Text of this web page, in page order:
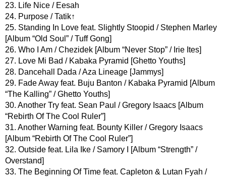
23. Life Nice / Eesah
24. Purpose / Tatik↑
25. Standing In Love feat. Slightly Stoopid / Stephen Marley
[Album “Old Soul” / Tuff Gong]
26. Who I Am / Chezidek [Album “Never Stop” / Irie Ites]
27. Love Mi Bad / Kabaka Pyramid [Ghetto Youths]
28. Dancehall Dada / Aza Lineage [Jammys]
29. Fade Away feat. Buju Banton / Kabaka Pyramid [Album
“The Kalling” / Ghetto Youths]
30. Another Try feat. Sean Paul / Gregory Isaacs [Album
“Rebirth Of The Cool Ruler”]
31. Another Warning feat. Bounty Killer / Gregory Isaacs
[Album “Rebirth Of The Cool Ruler”]
32. Outside feat. Lila Ike / Samory I [Album “Strength” /
Overstand]
33. The Beginning Of Time feat. Capleton & Lutan Fyah /